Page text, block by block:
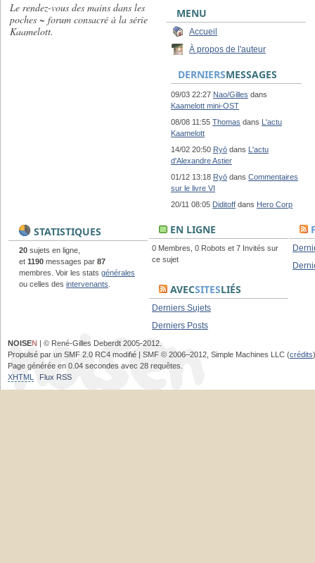
Le rendez-vous des mains dans les
poches ~ forum consacré à la série
Kaamelott.
MENU
Accueil
À propos de l'auteur
DERNIERSMESSAGES
09/03 22:27 Nao/Gilles dans
Kaamelott mini-OST
08/08 11:55 Thomas dans L'actu
Kaamelott
14/02 20:50 Ryō dans L'actu
d'Alexandre Astier
01/12 13:18 Ryō dans Commentaires
sur le livre VI
20/11 08:05 Diditoff dans Hero Corp
STATISTIQUES
20 sujets en ligne,
et 1190 messages par 87
membres. Voir les stats générales
ou celles des intervenants
EN LIGNE
0 Membres, 0 Robots et 7 Invités sur
ce sujet
AVECSITESLIÉS
Derniers Sujets
Derniers Posts
NOISEN | © René-Gilles Deberdt 2005-2012.
Propulsé par un SMF 2.0 RC4 modifié | SMF © 2006–2012, Simple Machines LLC (crédits)
Page générée en 0.04 secondes avec 28 requêtes.
XHTML
Flux RSS